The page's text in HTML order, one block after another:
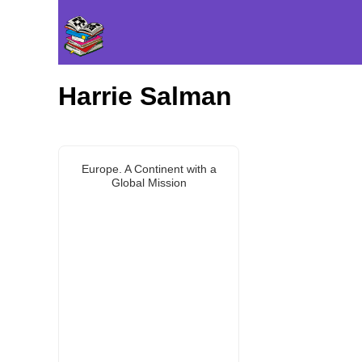
Harrie Salman
Europe. A Continent with a
Global Mission